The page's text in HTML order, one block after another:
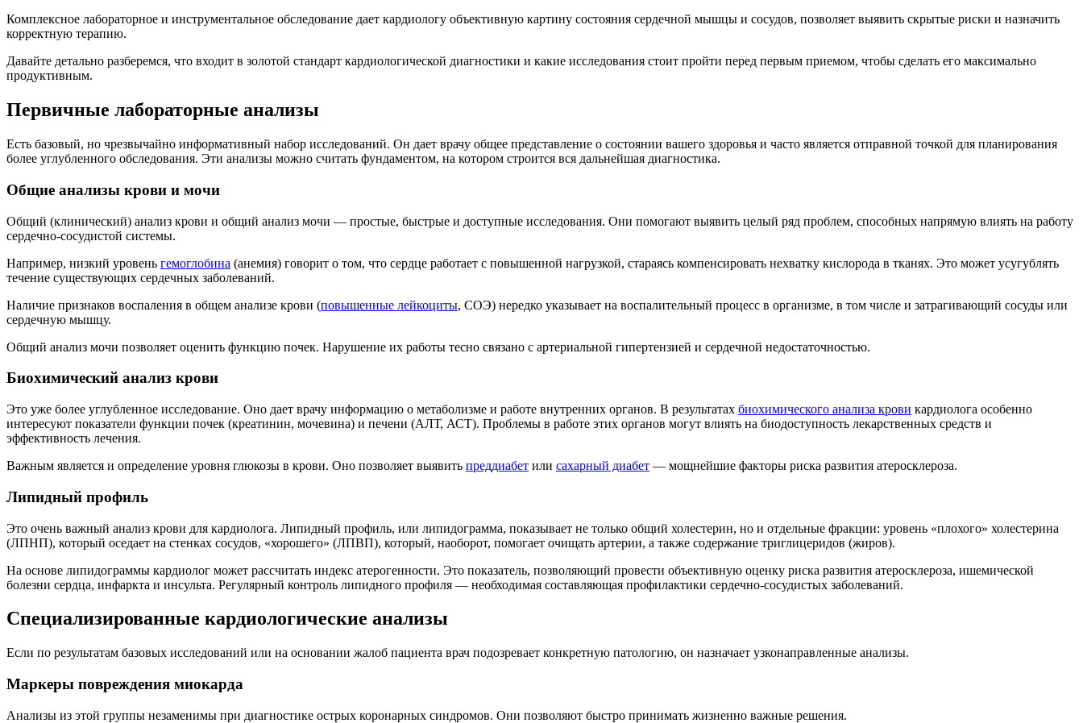
Комплексное лабораторное и инструментальное обследование дает кардиологу объективную картину состояния сердечной мышцы и сосудов, позволяет выявить скрытые риски и назначить
корректную терапию.
Давайте детально разберемся, что входит в золотой стандарт кардиологической диагностики и какие исследования стоит пройти перед первым приемом, чтобы сделать его максимально
продуктивным.
Первичные лабораторные анализы
Есть базовый, но чрезвычайно информативный набор исследований. Он дает врачу общее представление о состоянии вашего здоровья и часто является отправной точкой для планирования
более углубленного обследования. Эти анализы можно считать фундаментом, на котором строится вся дальнейшая диагностика.
Общие анализы крови и мочи
Общий (клинический) анализ крови и общий анализ мочи — простые, быстрые и доступные исследования. Они помогают выявить целый ряд проблем, способных напрямую влиять на работу
сердечно-сосудистой системы.
Например, низкий уровень гемоглобина (анемия) говорит о том, что сердце работает с повышенной нагрузкой, стараясь компенсировать нехватку кислорода в тканях. Это может усугублять
течение существующих сердечных заболеваний.
Наличие признаков воспаления в общем анализе крови (повышенные лейкоциты, СОЭ) нередко указывает на воспалительный процесс в организме, в том числе и затрагивающий сосуды или
сердечную мышцу.
Общий анализ мочи позволяет оценить функцию почек. Нарушение их работы тесно связано с артериальной гипертензией и сердечной недостаточностью.
Биохимический анализ крови
Это уже более углубленное исследование. Оно дает врачу информацию о метаболизме и работе внутренних органов. В результатах биохимического анализа крови кардиолога особенно
интересуют показатели функции почек (креатинин, мочевина) и печени (АЛТ, АСТ). Проблемы в работе этих органов могут влиять на биодоступность лекарственных средств и
эффективность лечения.
Важным является и определение уровня глюкозы в крови. Оно позволяет выявить преддиабет или сахарный диабет — мощнейшие факторы риска развития атеросклероза.
Липидный профиль
Это очень важный анализ крови для кардиолога. Липидный профиль, или липидограмма, показывает не только общий холестерин, но и отдельные фракции: уровень «плохого» холестерина
(ЛПНП), который оседает на стенках сосудов, «хорошего» (ЛПВП), который, наоборот, помогает очищать артерии, а также содержание триглицеридов (жиров).
На основе липидограммы кардиолог может рассчитать индекс атерогенности. Это показатель, позволяющий провести объективную оценку риска развития атеросклероза, ишемической
болезни сердца, инфаркта и инсульта. Регулярный контроль липидного профиля — необходимая составляющая профилактики сердечно-сосудистых заболеваний.
Специализированные кардиологические анализы
Если по результатам базовых исследований или на основании жалоб пациента врач подозревает конкретную патологию, он назначает узконаправленные анализы.
Маркеры повреждения миокарда
Анализы из этой группы незаменимы при диагностике острых коронарных синдромов. Они позволяют быстро принимать жизненно важные решения.